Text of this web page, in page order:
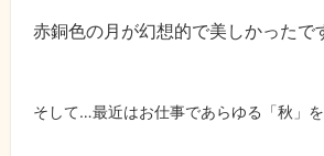
赤銅色の月が幻想的で美しかったで
そして…最近はお仕事であらゆる「秋」を